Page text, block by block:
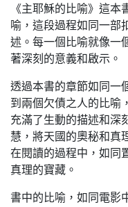
《主耶穌的比喻》這
喻，這段過程如同一部
述。每一個比喻就像一
著深刻的意義和啟示。
透過本書的章節如同一
到兩個欠債之人的比喻
充滿了生動的描述和深
慧，將天國的奧秘和真
在閱讀的過程中，如同
真理的寶藏。
書中的比喻，如同電影